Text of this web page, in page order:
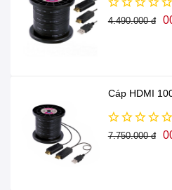
4.490.000 đ
Cáp HDMI
7.750.000 đ